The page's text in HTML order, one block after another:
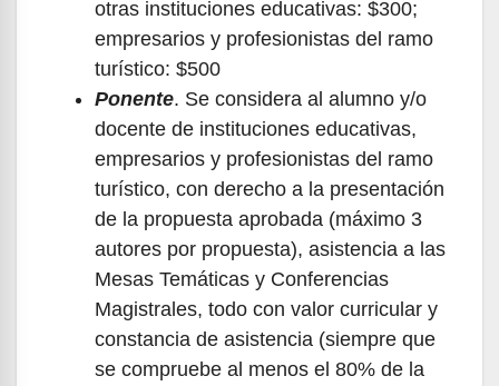
otras instituciones educativas: $300;
empresarios y profesionistas del ramo
turístico: $500
Ponente. Se considera al alumno y/o
docente de instituciones educativas,
empresarios y profesionistas del ramo
turístico, con derecho a la presentación
de la propuesta aprobada (máximo 3
autores por propuesta), asistencia a las
Mesas Temáticas y Conferencias
Magistrales, todo con valor curricular y
constancia de asistencia (siempre que
se compruebe al menos el 80% de la